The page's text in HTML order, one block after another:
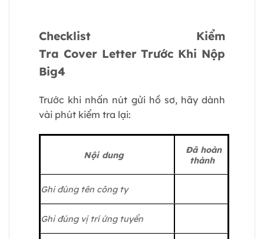
Checklist Kiểm
Tra Cover Letter Trước Khi Nộp
Big4
Trước khi nhấn nút gửi hồ sơ, hãy dành
vài phút kiểm tra lại:
Nộidung
Đã hoàn
thành
Ghi đúng tên công ty
Ghi đúng vị trí ứng tuyển